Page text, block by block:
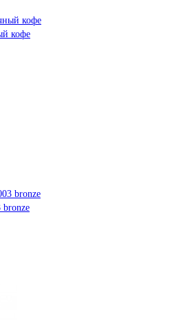
кофе
bronze